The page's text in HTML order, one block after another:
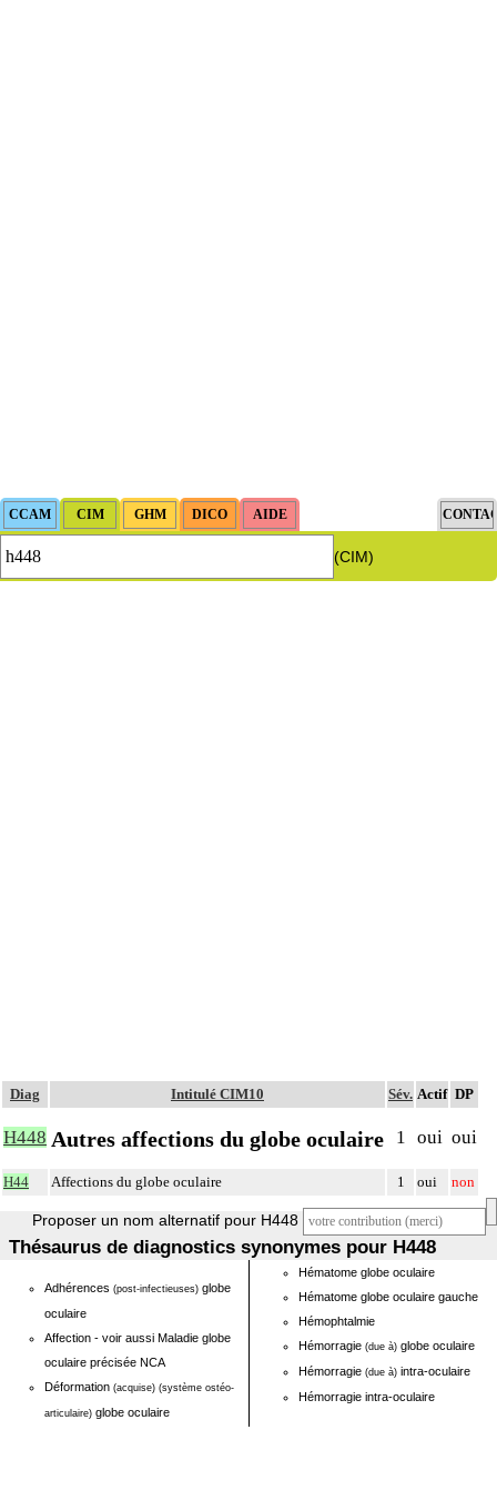
(CIM)
Diag Intitulé CIM10 Sév. Actif DP
H448 Autres affections du globe oculaire 1 oui oui
H44 Affections du globe oculaire 1 oui non
Proposer un nom alternatif pour H448
Thésaurus de diagnostics synonymes pour H448
Adhérences (post-infectieuses) globe
oculaire
Affection - voir aussi Maladie globe
oculaire précisée NCA
Déformation (acquise) (système ostéo-
articulaire) globe oculaire
Hématome globe oculaire
Hématome globe oculaire gauche
Hémophtalmie
Hémorragie (due à) globe oculaire
Hémorragie (due à) intra-oculaire
Hémorragie intra-oculaire